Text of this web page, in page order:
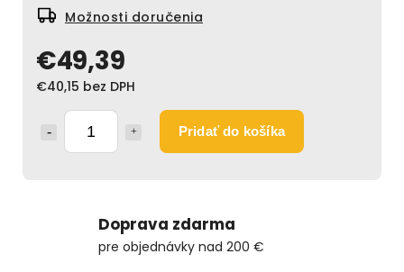
€49,39
€40,15 bez DPH
Pridať do košíka
Možnosti doručenia
Doprava zdarma
pre objednávky nad 200 €